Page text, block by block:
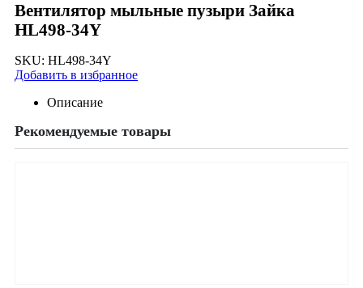
Вентилятор мыльные пузыри Зайка
HL498-34Y
SKU: HL498-34Y
Добавить в избранное
Описание
Рекомендуемые товары